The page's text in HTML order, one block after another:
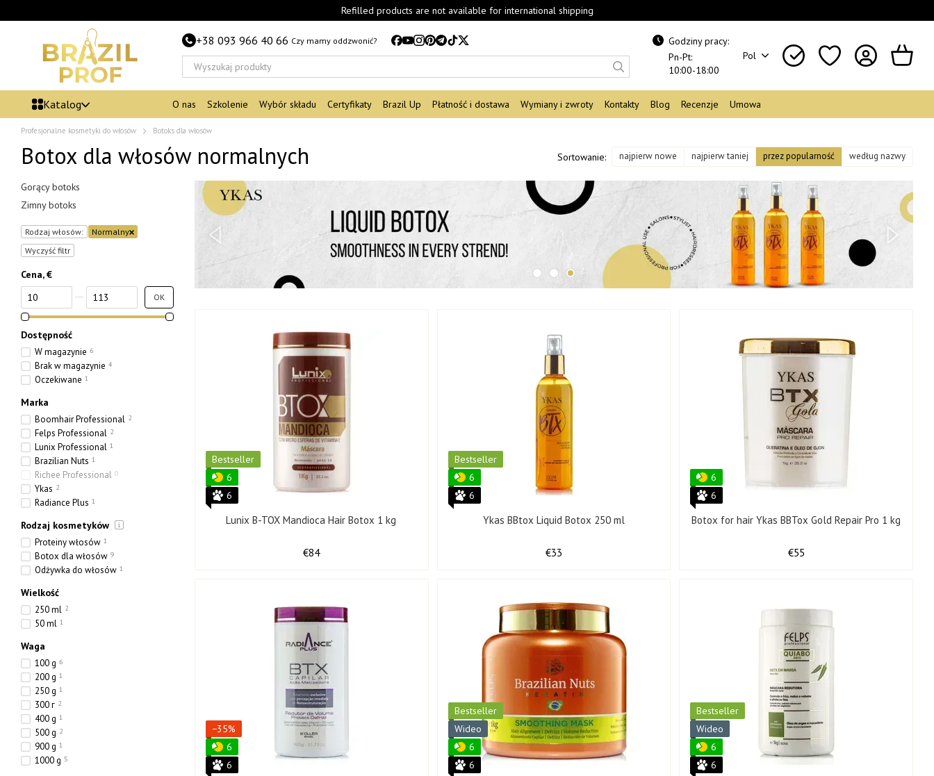
Refilled products are not available for international shipping
+38 093 966 40 66 Czy mamy oddzwonić?
Godziny pracy:
Pn-Pt:
10:00-18:00
Pol
Katalog O nas Szkolenie Wybór składu Certyfikaty Brazil Up Płatność i dostawa Wymiany i zwroty Kontakty Blog Recenzje Umowa
Profesjonalne kosmetyki do włosów Botoks dla włosów
Botox dla włosów normalnych Sortowanie: najpierw nowe najpierw taniej przez popularność według nazwy
Bestseller
6
6
Lunix B-TOX Mandioca Hair Botox 1 kg
€84
Bestseller
6
6
Ykas BBtox Liquid Botox 250 ml
€33
6
6
Botox for hair Ykas BBTox Gold Repair Pro 1 kg
€55
−35%
6
6
Bestseller
Wideo
6
6
Bestseller
Wideo
6
6
Gorący botoks
Zimny botoks
Rodzaj włosów:
Normalny
Wyczyść filtr
Cena, €
Od Cena, €
Do Cena, € OK
Dostępność
W magazynie 6
Brak w magazynie 4
Oczekiwane 1
Marka
Boomhair Professional 2
Felps Professional 2
Lunix Professional 1
Brazilian Nuts 1
Richee Professional 0
Ykas 2
Radiance Plus 1
Rodzaj kosmetyków
Proteiny włosów 1
Botox dla włosów 9
Odżywka do włosów 1
Wielkość
250 ml 2
50 ml 1
Waga
100 g 6
200 g 1
250 g 1
300 г 2
400 g 1
500 g 2
900 g 1
1000 g 5